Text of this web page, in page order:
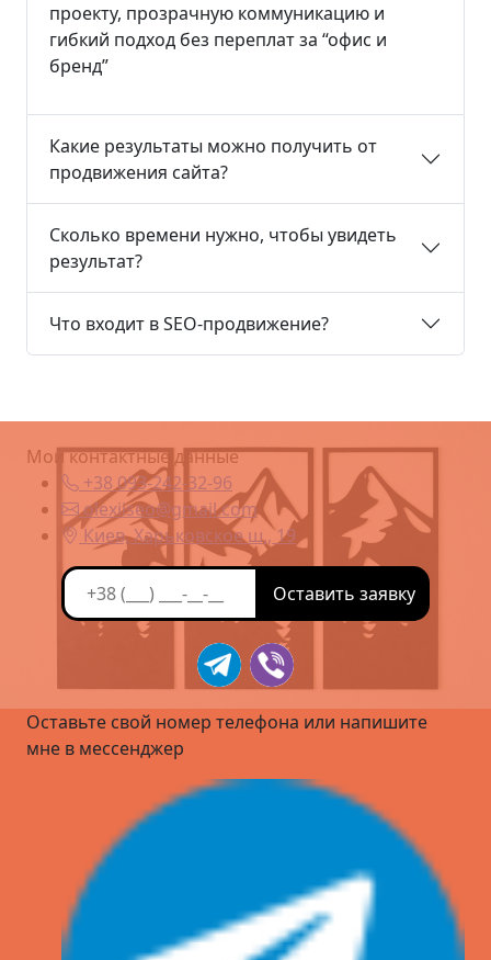
проекту, прозрачную коммуникацию и
гибкий подход без переплат за “офис и
бренд”
Какие результаты можно получить от
продвижения сайта?
Сколько времени нужно, чтобы увидеть
результат?
Что входит в SEO-продвижение?
Мои контактные данные
+38 093-242-32-96
olexiiseo@gmail.com
Киев, Харьковское ш., 19
Оставьте свой номер телефона или напишите
мне в мессенджер